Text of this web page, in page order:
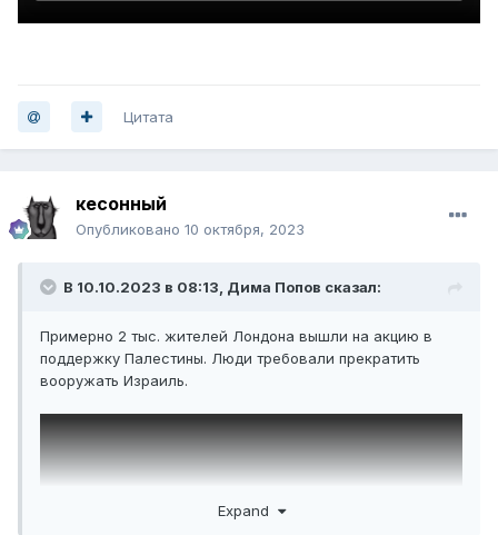
Цитата
кесонный
Опубликовано 10 октября, 2023
В 10.10.2023 в 08:13, Дима Попов сказал:
Примерно 2 тыс. жителей Лондона вышли на акцию в
поддержку Палестины. Люди требовали прекратить
вооружать Израиль.
Expand